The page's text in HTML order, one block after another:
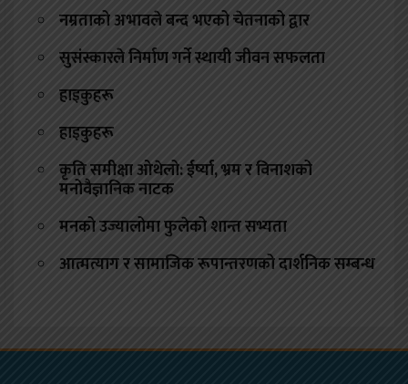
नम्रताको अभावले बन्द भएको चेतनाको द्वार
सुसंस्कारले निर्माण गर्ने स्थायी जीवन सफलता
हाइकुहरू
हाइकुहरू
कृति समीक्षा ओथेलो: ईर्ष्या, भ्रम र विनाशको
मनोवैज्ञानिक नाटक
मनको उज्यालोमा फुलेको शान्त सभ्यता
आत्मत्याग र सामाजिक रूपान्तरणको दार्शनिक सम्बन्ध